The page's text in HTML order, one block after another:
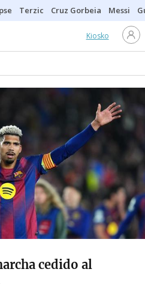
Terzic Cruz Gorbeia Messi
Kiosko
cedido al